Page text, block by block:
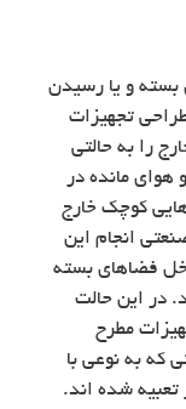
و یا رسیدن
تجهیزات
را به حالتی
مانده در
کوچک خارج
انجام این
فضاهای بسته
در این حالت
مطرح
که به نوعی با
شده اند.